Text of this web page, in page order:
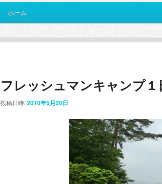
メ
イ
コ
ン
サ
ブ
ン
テ
ホーム
フレッシュマンキャンプ１
投稿日時:2010年5月20日